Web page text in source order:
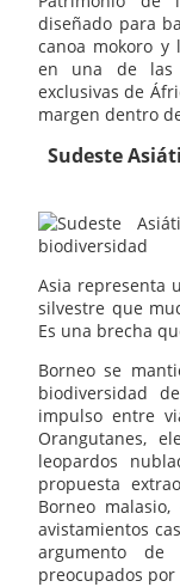
diseñado para
canoa mokoro y
en una de las
exclusivas de
margen dentro
Sudeste
Asia representa
silvestre que
Es una brecha
Borneo se
biodiversidad
impulso entre
Orangutanes,
leopardos
propuesta
Borneo
avistamientos
argumento
preocupados